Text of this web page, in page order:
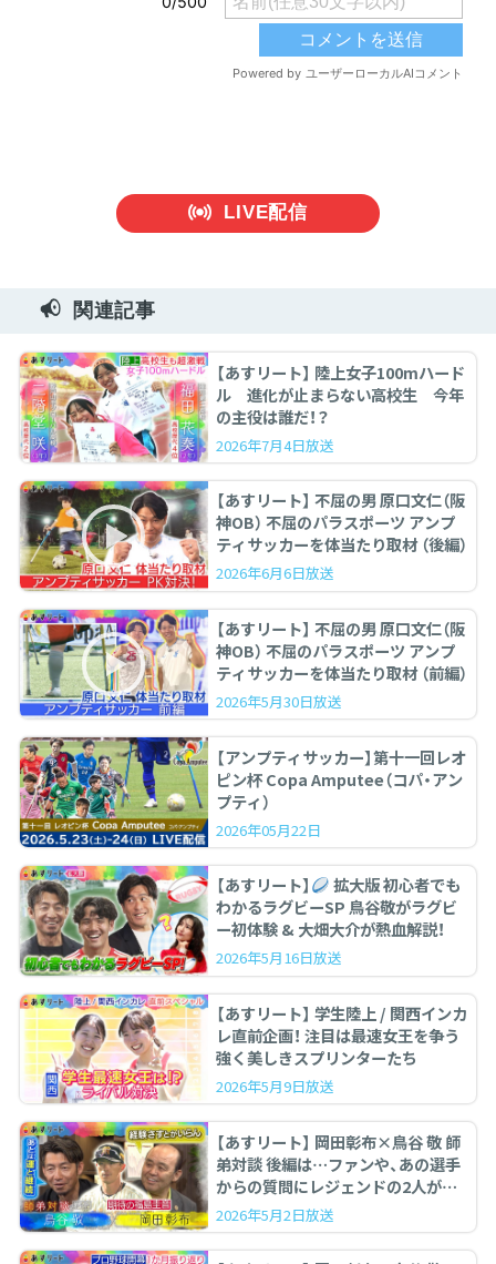
LIVE配信
関連記事
【あすリート】 陸上女子100mハード
ル 進化が止まらない高校生 今年
の主役は誰だ！？
2026年7月4日放送
【あすリート】 不屈の男 原口文仁（阪
神OB） 不屈のパラスポーツ アンプ
ティサッカーを体当たり取材 （後編）
2026年6月6日放送
【あすリート】 不屈の男 原口文仁（阪
神OB） 不屈のパラスポーツ アンプ
ティサッカーを体当たり取材 （前編）
2026年5月30日放送
【アンプティサッカー】第十一回レオ
ピン杯 Copa Amputee（コパ・アン
プティ）
2026年05月22日
【あすリート】
拡大版 初心者でも
わかるラグビーSP 鳥谷敬がラグビ
ー初体験 & 大畑大介が熱血解説！
2026年5月16日放送
【あすリート】 学生陸上 / 関西インカ
レ直前企画！ 注目は最速女王を争う
強く美しきスプリンターたち
2026年5月9日放送
【あすリート】 岡田彰布×鳥谷 敬 師
弟対談 後編は…ファンや、あの選手
からの質問にレジェンドの2人が答
えます。
2026年5月2日放送